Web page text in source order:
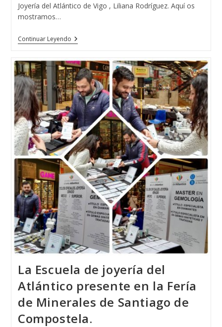
Joyería del Atlántico de Vigo , Liliana Rodríguez. Aquí os
mostramos…
Continuar LeyendoLa
Corona
Belleza
España
2017
Se
Fabricó
Y
Se
Diseñó
En
Vigo
La Escuela de joyería del
Atlántico presente en la Fería
de Minerales de Santiago de
Compostela.